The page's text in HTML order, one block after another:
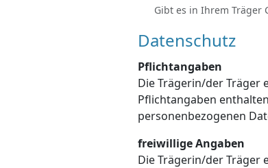
Gibt es in Ihrem Träger
Datenschutz
Pflichtangaben
Die Trägerin/der Träger
Pflichtangaben enthalten sind, die Datenschutzerklärung des LAGuS über die Verarbeitung dieser
freiwillige Angaben
Die Trägerin/der Träger